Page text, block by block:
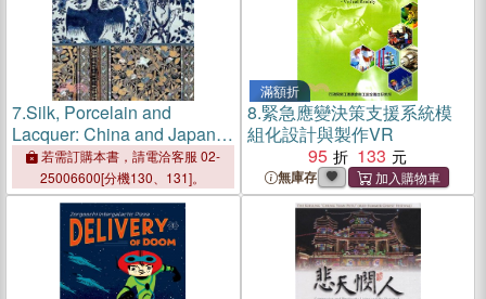
7.Silk, Porcelain and
Lacquer: China and Japan
and Their Trade with
Western Europe and the
New World, 1500-1644
若需訂購本書，請電洽客服 02-
25006600[分機130、131]。
滿額折
8.緊急應變決策支援系統模
組化設計與製作VR
95
133
無庫存